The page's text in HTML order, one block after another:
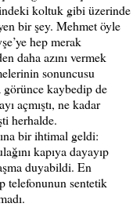
koltuk gibi üzerinde
bir şey. Mehmet öyle
hep merak
daha azını vermek
sonuncusu
görünce kaybedip de
açmıştı, ne kadar
herhalde.
bir ihtimal geldi:
kapıya dayayıp
duyabildi. En
telefonunun sentetik